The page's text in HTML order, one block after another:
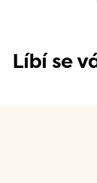
Líbí se